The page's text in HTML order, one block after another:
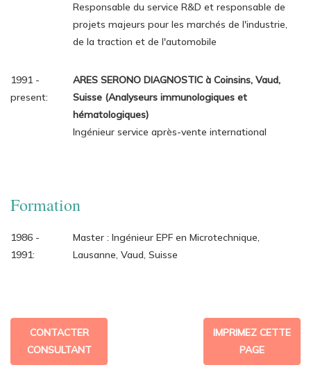
Responsable du service R&D et responsable de
projets majeurs pour les marchés de l'industrie,
de la traction et de l'automobile
1991 -
present:
ARES SERONO DIAGNOSTIC à Coinsins, Vaud,
Suisse (Analyseurs immunologiques et
hématologiques)
Ingénieur service après-vente international
Formation
1986 -
1991:
Master : Ingénieur EPF en Microtechnique,
Lausanne, Vaud, Suisse
CONTACTER
CONSULTANT
IMPRIMEZ CETTE
PAGE